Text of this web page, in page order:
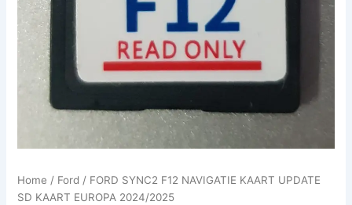
Home / Ford / FORD SYNC2 F12 NAVIGATIE KAART UPDATE
SD KAART EUROPA 2024/2025